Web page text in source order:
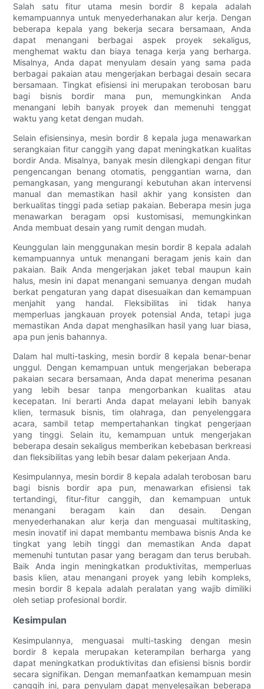
Salah satu fitur utama mesin bordir 8 kepala adalah
kemampuannya untuk menyederhanakan alur kerja. Dengan
beberapa kepala yang bekerja secara bersamaan, Anda
dapat menangani berbagai aspek proyek sekaligus,
menghemat waktu dan biaya tenaga kerja yang berharga.
Misalnya, Anda dapat menyulam desain yang sama pada
berbagai pakaian atau mengerjakan berbagai desain secara
bersamaan. Tingkat efisiensi ini merupakan terobosan baru
bagi bisnis bordir mana pun, memungkinkan Anda
menangani lebih banyak proyek dan memenuhi tenggat
waktu yang ketat dengan mudah.
Selain efisiensinya, mesin bordir 8 kepala juga menawarkan
serangkaian fitur canggih yang dapat meningkatkan kualitas
bordir Anda. Misalnya, banyak mesin dilengkapi dengan fitur
pengencangan benang otomatis, penggantian warna, dan
pemangkasan, yang mengurangi kebutuhan akan intervensi
manual dan memastikan hasil akhir yang konsisten dan
berkualitas tinggi pada setiap pakaian. Beberapa mesin juga
menawarkan beragam opsi kustomisasi, memungkinkan
Anda membuat desain yang rumit dengan mudah.
Keunggulan lain menggunakan mesin bordir 8 kepala adalah
kemampuannya untuk menangani beragam jenis kain dan
pakaian. Baik Anda mengerjakan jaket tebal maupun kain
halus, mesin ini dapat menangani semuanya dengan mudah
berkat pengaturan yang dapat disesuaikan dan kemampuan
menjahit yang handal. Fleksibilitas ini tidak hanya
memperluas jangkauan proyek potensial Anda, tetapi juga
memastikan Anda dapat menghasilkan hasil yang luar biasa,
apa pun jenis bahannya.
Dalam hal multi-tasking, mesin bordir 8 kepala benar-benar
unggul. Dengan kemampuan untuk mengerjakan beberapa
pakaian secara bersamaan, Anda dapat menerima pesanan
yang lebih besar tanpa mengorbankan kualitas atau
kecepatan. Ini berarti Anda dapat melayani lebih banyak
klien, termasuk bisnis, tim olahraga, dan penyelenggara
acara, sambil tetap mempertahankan tingkat pengerjaan
yang tinggi. Selain itu, kemampuan untuk mengerjakan
beberapa desain sekaligus memberikan kebebasan berkreasi
dan fleksibilitas yang lebih besar dalam pekerjaan Anda.
Kesimpulannya, mesin bordir 8 kepala adalah terobosan baru
bagi bisnis bordir apa pun, menawarkan efisiensi tak
tertandingi, fitur-fitur canggih, dan kemampuan untuk
menangani beragam kain dan desain. Dengan
menyederhanakan alur kerja dan menguasai multitasking,
mesin inovatif ini dapat membantu membawa bisnis Anda ke
tingkat yang lebih tinggi dan memastikan Anda dapat
memenuhi tuntutan pasar yang beragam dan terus berubah.
Baik Anda ingin meningkatkan produktivitas, memperluas
basis klien, atau menangani proyek yang lebih kompleks,
mesin bordir 8 kepala adalah peralatan yang wajib dimiliki
oleh setiap profesional bordir.
Kesimpulan
Kesimpulannya, menguasai multi-tasking dengan mesin
bordir 8 kepala merupakan keterampilan berharga yang
dapat meningkatkan produktivitas dan efisiensi bisnis bordir
secara signifikan. Dengan memanfaatkan kemampuan mesin
canggih ini, para penyulam dapat menyelesaikan beberapa